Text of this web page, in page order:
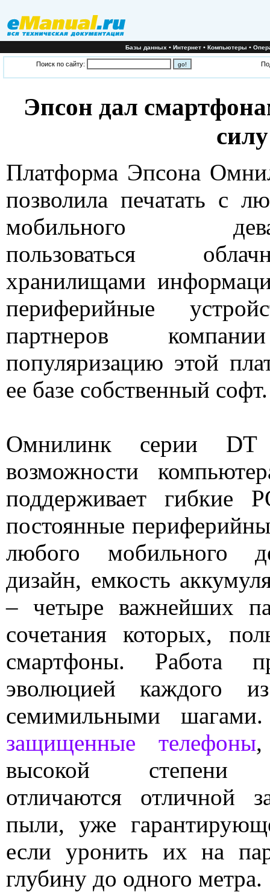
Базы данных•Интернет•Компьютеры•
Поиск по сайту:
Эпсон дал
силу
Платформа Эпсона
позволила печатать с
мобильного
пользоваться
хранилищами
периферийные
партнеров
популяризацию этой
ее базе собственный софт.
Омнилинк серии DT
возможности
поддерживает гибкие
постоянные
любого мобильного
дизайн, емкость
– четыре важнейших
сочетания которых,
смартфоны. Работа
эволюцией каждого
семимильными
защищенные телефоны,
высокой степени
отличаются отличной
пыли, уже
если уронить их на
глубину до одного метра.